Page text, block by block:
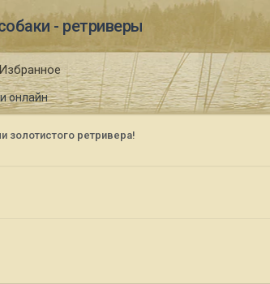
- ретриверы
онлайн
Избранное
золотистого ретривера!